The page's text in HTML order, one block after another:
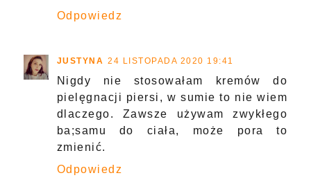
Odpowiedz
JUSTYNA 24 LISTOPADA 2020 19:41
Nigdy nie stosowałam kremów do
pielęgnacji piersi, w sumie to nie wiem
dlaczego. Zawsze używam zwykłego
ba;samu do ciała, może pora to
zmienić.
Odpowiedz